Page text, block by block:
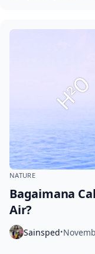
NATURE
Bagaimana
Air?
Sainsped•